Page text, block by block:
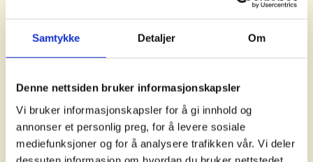
Samtykke Detaljer Om
Denne nettsiden bruker informasjonskapsler
Vi bruker informasjonskapsler for å gi innhold og
annonser et personlig preg, for å levere sosiale
mediefunksjoner og for å analysere trafikken vår. Vi deler
Regjeringen har gitt oss ansvar for å lede arbeidet
at regjeringen ikke bevilger de midlene som er lovet,
men derimot tvinger organisasjonene til å kutte i
samfunnskontakt i Norsk Friluftsliv.
Norsk Friluftsliv frykter nå at Friluftslivets år 2025
vil bli kraftig redusert, og at friluftslivsaktiviteter vil